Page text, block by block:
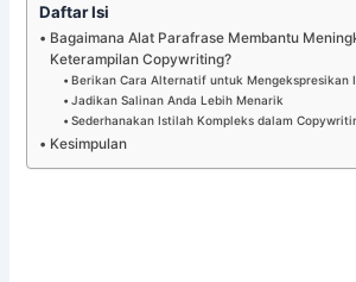
Daftar Isi
Bagaimana Alat Parafrase Membantu
Keterampilan Copywriting?
Berikan Cara Alternatif untuk Mengekspresikan
Jadikan Salinan Anda Lebih Menarik
Sederhanakan Istilah Kompleks dalam
Kesimpulan